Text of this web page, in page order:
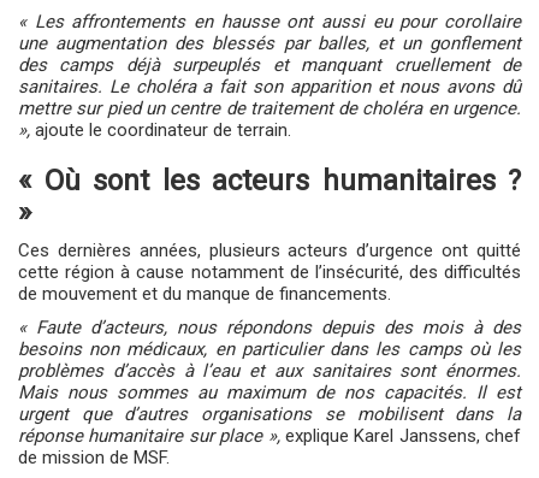
« Les affrontements en hausse ont aussi eu pour corollaire
une augmentation des blessés par balles, et un gonflement
des camps déjà surpeuplés et manquant cruellement de
sanitaires. Le choléra a fait son apparition et nous avons dû
mettre sur pied un centre de traitement de choléra en urgence.
», ajoute le coordinateur de terrain.
« Où sont les acteurs humanitaires ?
»
Ces dernières années, plusieurs acteurs d’urgence ont quitté
cette région à cause notamment de l’insécurité, des difficultés
de mouvement et du manque de financements.
« Faute d’acteurs, nous répondons depuis des mois à des
besoins non médicaux, en particulier dans les camps où les
problèmes d’accès à l’eau et aux sanitaires sont énormes.
Mais nous sommes au maximum de nos capacités. Il est
urgent que d’autres organisations se mobilisent dans la
réponse humanitaire sur place »,explique Karel Janssens, chef
de mission de MSF.